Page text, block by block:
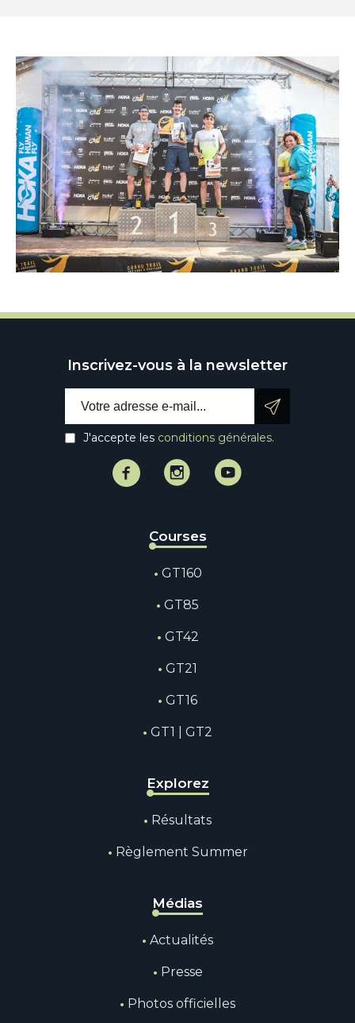
Inscrivez-vous à la newsletter
J'accepte les conditions générales.
FacebookInstagramInstagram
Courses
GT160
GT85
GT42
GT21
GT16
GT1 | GT2
Explorez
Résultats
Règlement Summer
Médias
Actualités
Presse
Photos officielles